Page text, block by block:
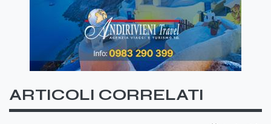
ARTICOLI CORRELATI